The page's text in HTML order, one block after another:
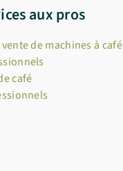
aux pros
de machines à café
café